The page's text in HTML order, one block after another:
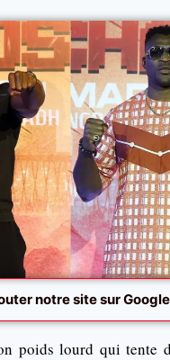
notre site sur Google
poids lourd qui tente